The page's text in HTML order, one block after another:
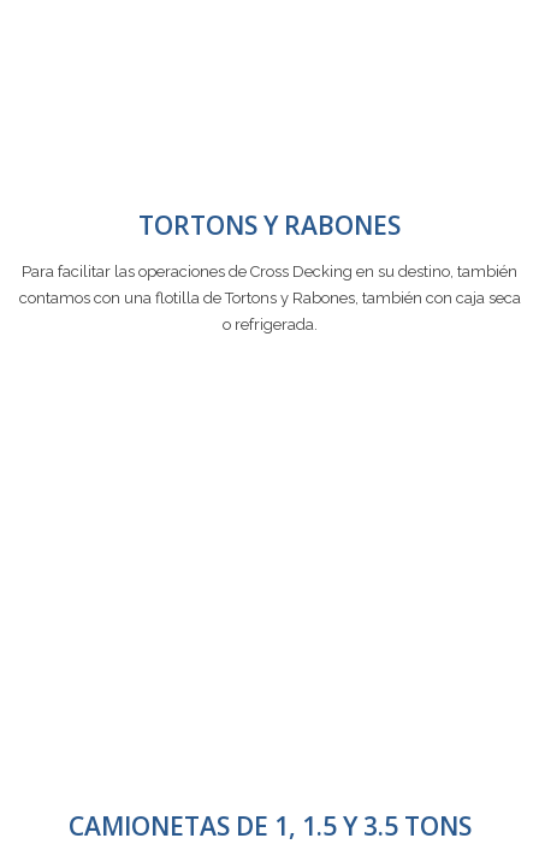
TORTONS Y RABONES
Para facilitar las operaciones de Cross Decking en su destino, también
contamos con una flotilla de Tortons y Rabones, también con caja seca
o refrigerada.
CAMIONETAS DE 1, 1.5 Y 3.5 TONS